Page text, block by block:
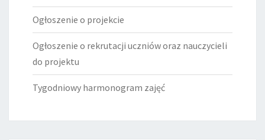
Ogłoszenie o projekcie
Ogłoszenie o rekrutacji uczniów oraz nauczycieli
do projektu
Tygodniowy harmonogram zajęć